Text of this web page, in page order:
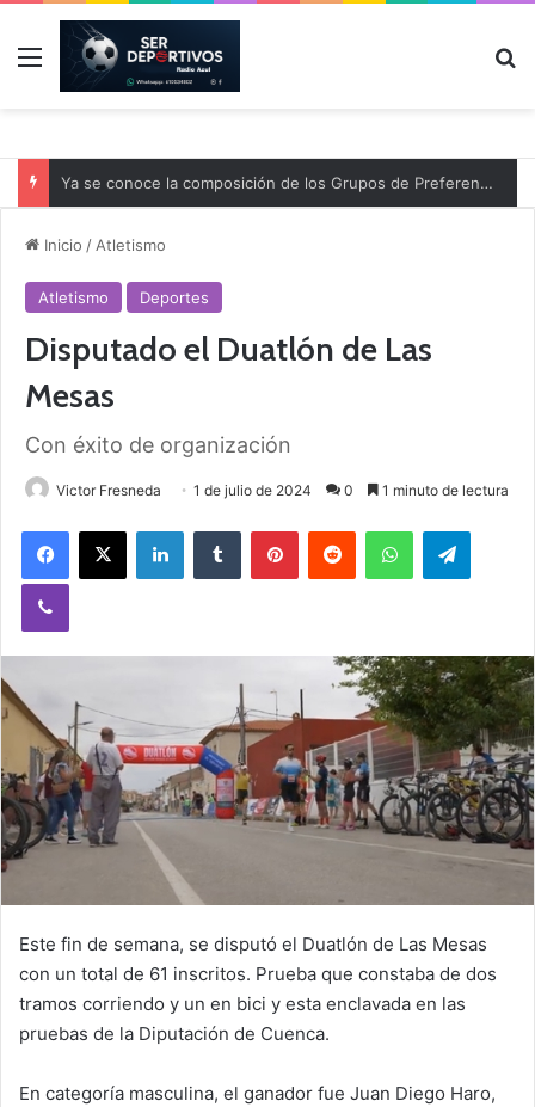
Menú
Ya se conoce la composición de los Grupos de Preferente y el calendario
Inicio / Atletismo
Atletismo Deportes
Disputado el Duatlón de Las
Mesas
Con éxito de organización
Victor Fresneda 1 de julio de 2024 0 1 minuto de lectura
Este fin de semana, se disputó el Duatlón de Las Mesas
con un total de 61 inscritos. Prueba que constaba de dos
tramos corriendo y un en bici y esta enclavada en las
pruebas de la Diputación de Cuenca.
En categoría masculina, el ganador fue Juan Diego Haro,